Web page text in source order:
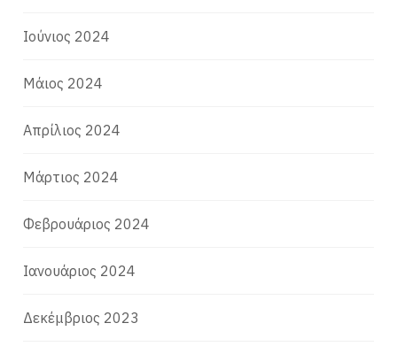
Ιούνιος 2024
Μάιος 2024
Απρίλιος 2024
Μάρτιος 2024
Φεβρουάριος 2024
Ιανουάριος 2024
Δεκέμβριος 2023